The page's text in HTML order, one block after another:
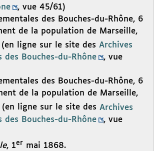
, vue 45/61)
des Bouches-du-Rhône, 6
de la population de Marseille,
ligne sur le site des Archives
des Bouches-du-Rhône
, vue
des Bouches-du-Rhône, 6
de la population de Marseille,
(en ligne sur le site des Archives
des Bouches-du-Rhône
, vue
, 1er mai 1868.